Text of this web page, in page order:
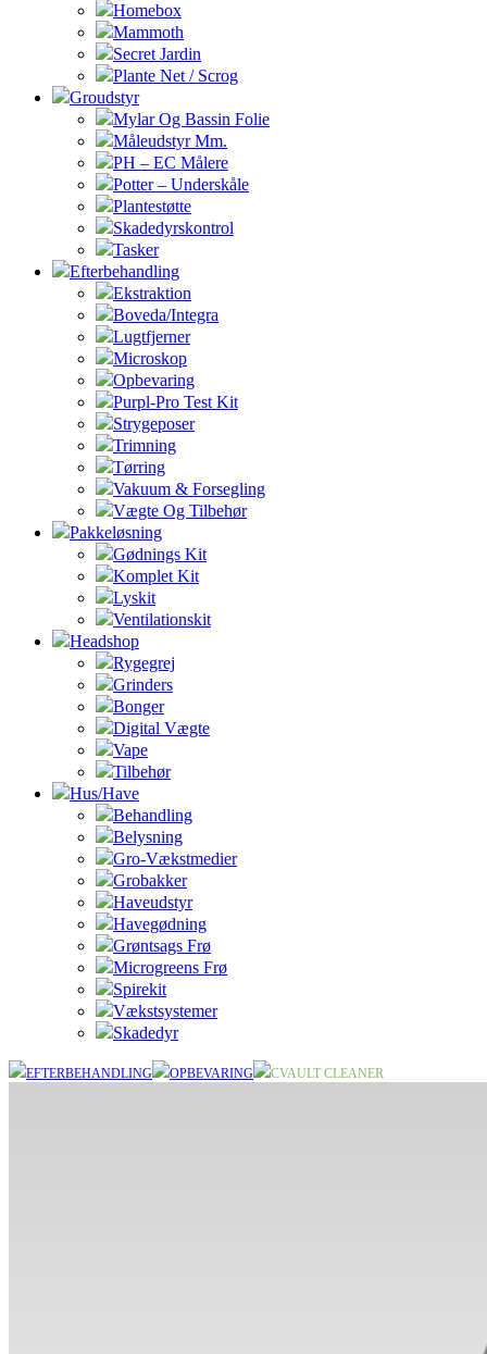
Homebox
Mammoth
Secret Jardin
Plante Net / Scrog
Groudstyr
Mylar Og Bassin Folie
Måleudstyr Mm.
PH – EC Målere
Potter – Underskåle
Plantestøtte
Skadedyrskontrol
Tasker
Efterbehandling
Ekstraktion
Boveda/Integra
Lugtfjerner
Microskop
Opbevaring
Purpl-Pro Test Kit
Strygeposer
Trimning
Tørring
Vakuum & Forsegling
Vægte Og Tilbehør
Pakkeløsning
Gødnings Kit
Komplet Kit
Lyskit
Ventilationskit
Headshop
Rygegrej
Grinders
Bonger
Digital Vægte
Vape
Tilbehør
Hus/Have
Behandling
Belysning
Gro-Vækstmedier
Grobakker
Haveudstyr
Havegødning
Grøntsags Frø
Microgreens Frø
Spirekit
Vækstsystemer
Skadedyr
EFTERBEHANDLING OPBEVARING CVAULT CLEANER